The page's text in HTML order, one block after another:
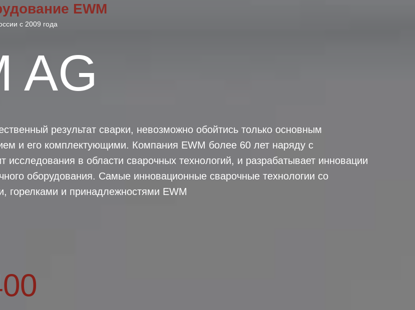
EWM
с 2009 года
AG
результат сварки, невозможно обойтись только основным
и его комплектующими. Компания EWM более 60 лет наряду с
исследования в области сварочных технологий, и разрабатывает инновации
оборудования. Самые инновационные сварочные технологии со
горелками и принадлежностями EWM